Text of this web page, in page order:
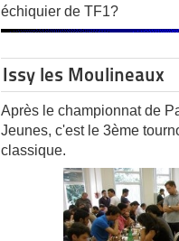
échiquier de TF1?
Issy les Moulineaux
Après le championnat de
Jeunes, c'est le 3ème
classique.